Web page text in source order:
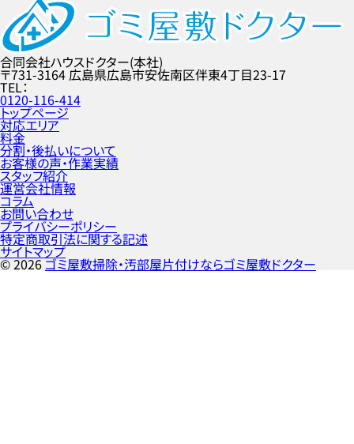
合同会社ハウスドクター(本社)
〒731-3164 広島県広島市安佐南区伴東4丁目23-17
TEL
0120-116-414
トップページ
対応エリア
料金
分割・後払いについて
お客様の声・作業実績
スタッフ紹介
運営会社情報
コラム
お問い合わせ
プライバシーポリシー
特定商取引法に関する記述
サイトマップ
©2026ゴミ屋敷掃除・汚部屋片付けならゴミ屋敷ドクター